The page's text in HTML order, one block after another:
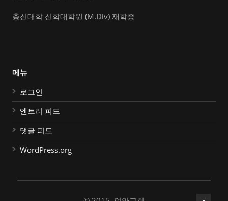
총신대학 신학대학원 (M.Div) 재학중
메뉴
로그인
엔트리 피드
댓글 피드
WordPress.org